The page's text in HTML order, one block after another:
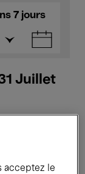
7 jours
Juillet
acceptez le